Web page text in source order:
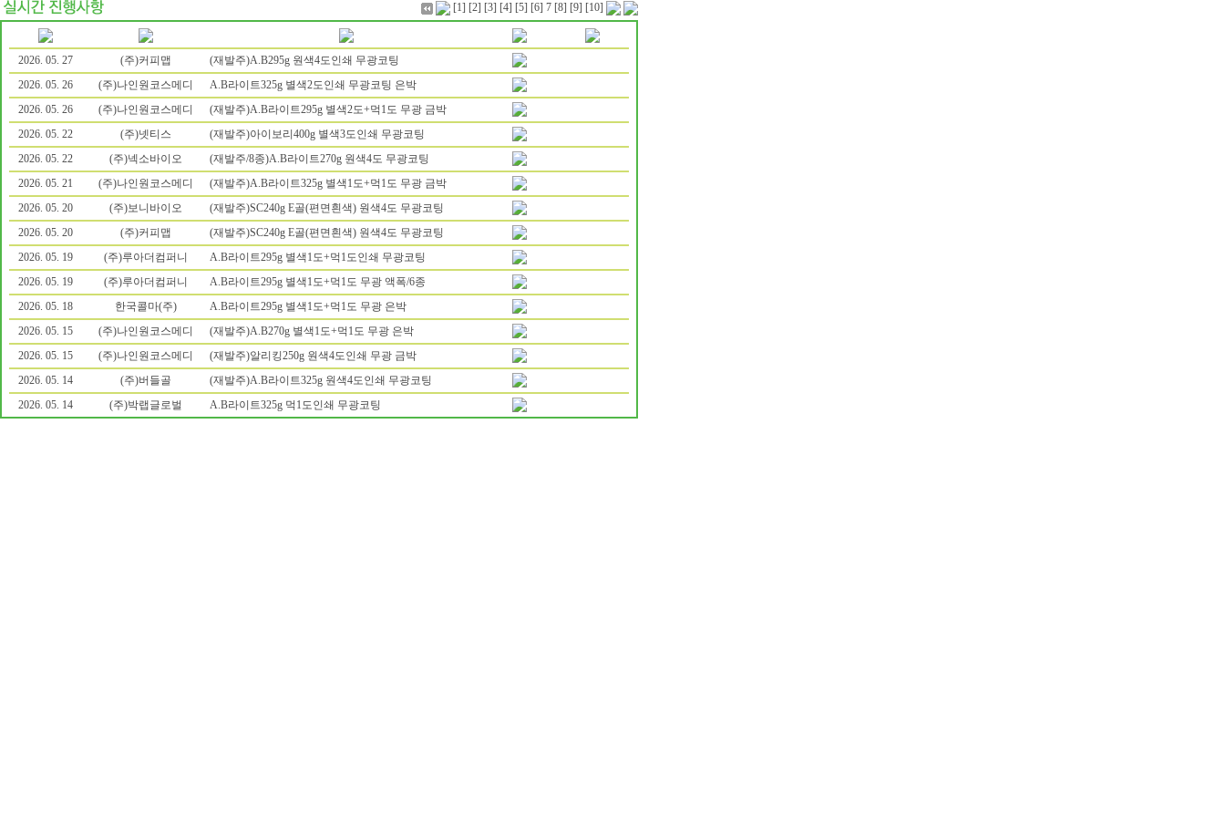
[1] [2] [3] [4] [5] [6] 7 [8] [9] [10]
2026. 05. 27 (주)커피맵
(재발주)A.B295g 원색4도인쇄 무광코팅
2026. 05. 26
(주)나인원코스메디
A.B라이트325g 별색2도인쇄 무광코팅 은박
2026. 05. 26
(주)나인원코스메디
(재발주)A.B라이트295g 별색2도+먹1도 무광 금박
2026. 05. 22
(주)넷티스
(재발주)아이보리400g 별색3도인쇄 무광코팅
2026. 05. 22
(주)넥소바이오
(재발주/8종)A.B라이트270g 원색4도 무광코팅
2026. 05. 21
(주)나인원코스메디
(재발주)A.B라이트325g 별색1도+먹1도 무광 금박
2026. 05. 20
(주)보니바이오
(재발주)SC240g E골(편면흰색) 원색4도 무광코팅
2026. 05. 20
(주)커피맵
(재발주)SC240g E골(편면흰색) 원색4도 무광코팅
2026. 05. 19
(주)루아더컴퍼니
A.B라이트295g 별색1도+먹1도인쇄 무광코팅
2026. 05. 19
(주)루아더컴퍼니
A.B라이트295g 별색1도+먹1도 무광 액폭/6종
2026. 05. 18
한국콜마(주)
A.B라이트295g 별색1도+먹1도 무광 은박
2026. 05. 15
(주)나인원코스메디
(재발주)A.B270g 별색1도+먹1도 무광 은박
2026. 05. 15
(주)나인원코스메디
(재발주)알리킹250g 원색4도인쇄 무광 금박
2026. 05. 14
(주)버들골
(재발주)A.B라이트325g 원색4도인쇄 무광코팅
2026. 05. 14
(주)박랩글로벌 A.B라이트325g 먹1도인쇄 무광코팅